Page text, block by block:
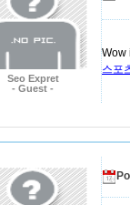
Seo Expret
- Guest -
Wow
스포